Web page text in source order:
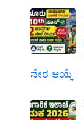
ನೇರ ಆಯ್ಕೆ